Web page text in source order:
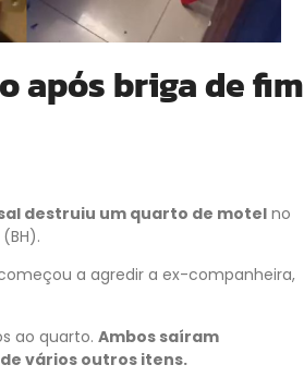
após briga de fim
destruiu um quarto de motel no
a agredir a ex-companheira,
ao quarto. Ambos saíram
vários outros itens.